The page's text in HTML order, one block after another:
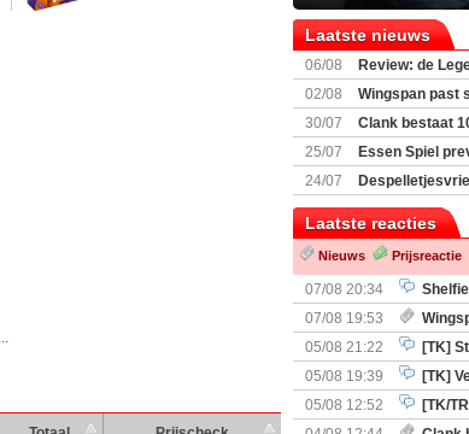
Laatste nieuws
06/08
Review: de
Land
02/08
Wingspan past
30/07
Clank bestaat
uitbreiding
25/07
Essen Spiel
Boardgamegeek
24/07
Laatste reacties
Nieuws Prijsreactie
07/08 20:34
07/08 19:53
05/08 21:22
[TK]
Nemesis Retaliation,
05/08 19:39
[TK]
05/08 12:52
[TK/
Prijsverlagingen,